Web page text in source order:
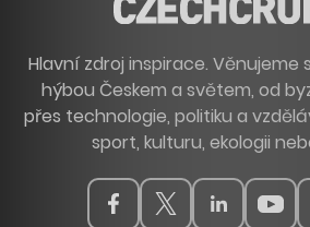
Hlavní zdroj inspirace.
hýbou Českem a světem, od
přes technologie, politiku a
sport, kulturu, ekologii